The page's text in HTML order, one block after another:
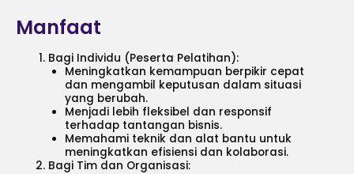
Manfaat
Bagi Individu (Peserta Pelatihan):
Meningkatkan kemampuan berpikir cepat
dan mengambil keputusan dalam situasi
yang berubah.
Menjadi lebih fleksibel dan responsif
terhadap tantangan bisnis.
Memahami teknik dan alat bantu untuk
meningkatkan efisiensi dan kolaborasi.
Bagi Tim dan Organisasi: